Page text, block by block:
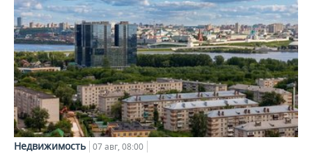
Недвижимость 07 авг, 08:00